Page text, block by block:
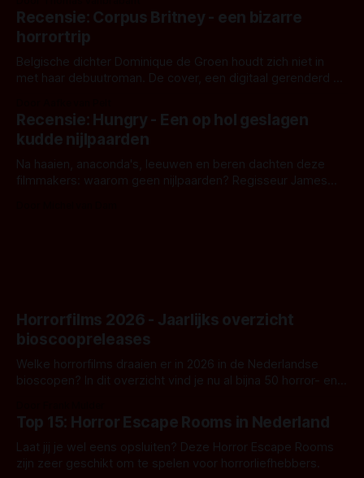
'Skeletons', een nieuwe creature feature waarvoor de
opnames zijn gestart in Australië.
Recensie: Corpus Britney - een bizarre
horrortrip
Belgische dichter Dominique de Groen houdt zich niet in
met haar debuutroman. De cover, een digitaal gerenderd en
achtergrond, belooft iets kleurrijks maar onheilspellends,
iets ongrijpbaars. En dat maakt De Groen met ieder woord
waar.
Recensie: Hungry - Een op hol geslagen
kudde nijlpaarden
Na haaien, anaconda's, leeuwen en beren dachten deze
filmmakers: waarom geen nijlpaarden? Regisseur James
Horrorfilms 2026 - Jaarlijks overzicht
bioscoopreleases
Welke horrorfilms draaien er in 2026 in de Nederlandse
bioscopen? In dit overzicht vind je nu al bijna 50 horror- en
Top 15: Horror Escape Rooms in Nederland
Laat jij je wel eens opsluiten? Deze Horror Escape Rooms
zijn zeer geschikt om te spelen voor horrorliefhebbers.